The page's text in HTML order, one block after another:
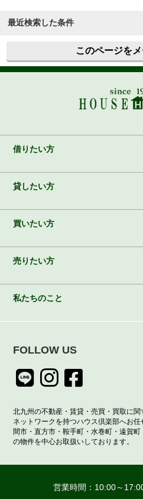
最近検索した条件
このページを
借りたい方
貸したい方
買いたい方
売りたい方
私たちのこと
FOLLOW US
北九州の不動産・賃貸・売買・買取に
ネットワークを持つハウス倶楽部へお
間市・直方市・鞍手町・水巻町・遠賀
の物件を中心お取扱いしております。
営業時間：10:00～